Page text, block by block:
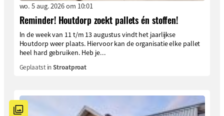
wo. 5 aug. 2026 om 10:01
Reminder! Houtdorp zoekt pallets én stoffen!
In de week van 11 t/m 13 augustus vindt het jaarlijkse
Houtdorp weer plaats. Hiervoor kan de organisatie elke pallet
heel hard gebruiken. Heb je...
Geplaatst inStroatproat